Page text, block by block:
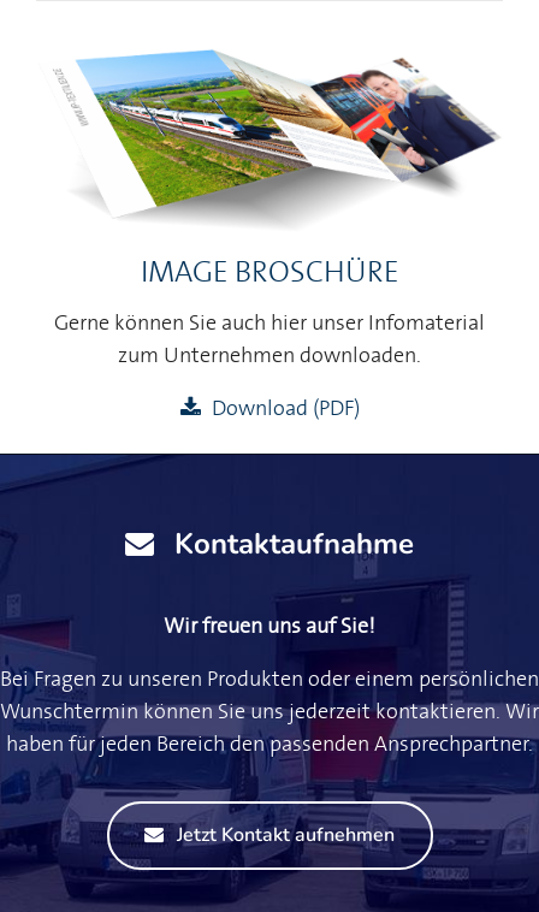
IMAGE BROSCHÜRE
Gerne können Sie auch hier unser Infomaterial
zum Unternehmen downloaden.
Download (PDF)
Kontaktaufnahme
Wir freuen uns auf Sie!
Bei Fragen zu unseren Produkten oder einem persönlichen
Wunschtermin können Sie uns jederzeit kontaktieren. Wir
haben für jeden Bereich den passenden Ansprechpartner.
Jetzt Kontakt aufnehmen